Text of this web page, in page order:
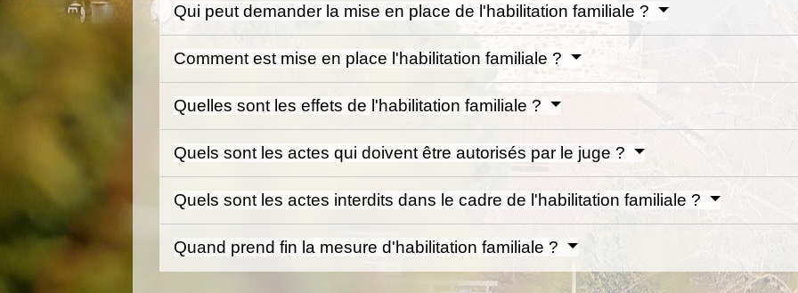
Qui peut demander la mise en place de l'habilitation familiale ?
Comment est mise en place l'habilitation familiale ?
Quelles sont les effets de l'habilitation familiale ?
Quels sont les actes qui doivent être autorisés par le juge ?
Quels sont les actes interdits dans le cadre de l'habilitation familiale ?
Quand prend fin la mesure d'habilitation familiale ?